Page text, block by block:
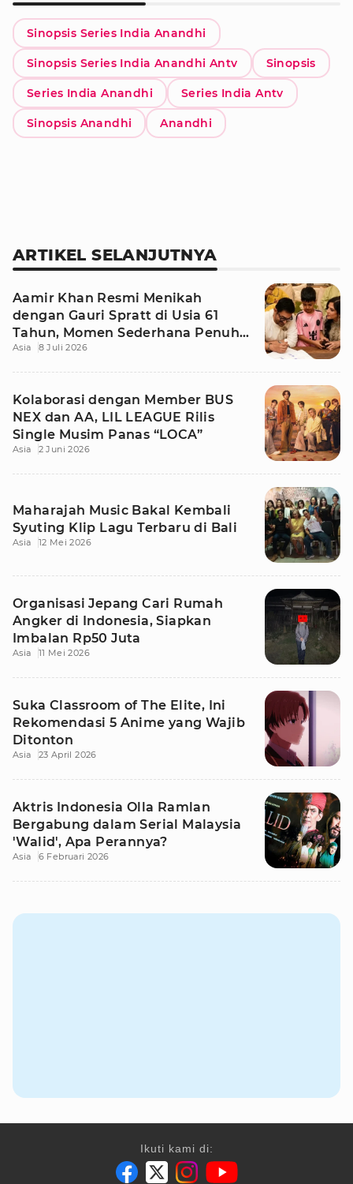
Sinopsis Series India Anandhi
Sinopsis Series India Anandhi Antv Sinopsis
Series India Anandhi Series India Antv
Sinopsis Anandhi Anandhi
ARTIKEL SELANJUTNYA
Aamir Khan Resmi Menikah
dengan Gauri Spratt di Usia 61
Tahun, Momen Sederhana Penuh
Kehangatan
Asia 8 Juli 2026
Kolaborasi dengan Member BUS
NEX dan AA, LIL LEAGUE Rilis
Single Musim Panas “LOCA”
Asia 2 Juni 2026
Maharajah Music Bakal Kembali
Syuting Klip Lagu Terbaru di Bali
Asia 12 Mei 2026
Organisasi Jepang Cari Rumah
Angker di Indonesia, Siapkan
Imbalan Rp50 Juta
Asia 11 Mei 2026
Suka Classroom of The Elite, Ini
Rekomendasi 5 Anime yang Wajib
Ditonton
Asia 23 April 2026
Aktris Indonesia Olla Ramlan
Bergabung dalam Serial Malaysia
'Walid', Apa Perannya?
Asia 6 Februari 2026
Ikuti kami di: